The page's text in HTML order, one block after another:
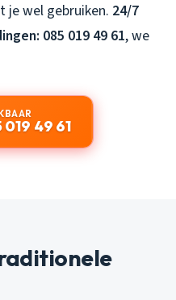
wel gebruiken. 24/7
085 019 49 61, we
019 49 61